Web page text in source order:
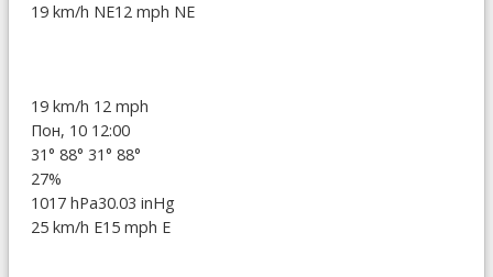
19 km/h NE12 mph NE
19 km/h 12 mph
Пон, 10 12:00
31° 88° 31° 88°
27%
1017 hPa30.03 inHg
25 km/h E15 mph E